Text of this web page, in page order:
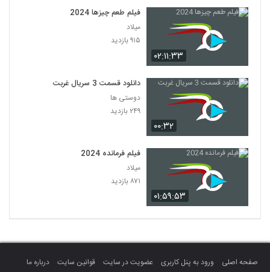
۰۲:۱۱:۳۳
فیلم طعم چیزها 2024
میلاد
۹۱۵ بازدید
۰۰:۳۲
دانلود قسمت 3 سریال غربت
دوستی ها
۲۴۹ بازدید
۰۱:۵۹:۵۳
فیلم فرمانده 2024
میلاد
۸۷۱ بازدید
صفحه اصلی ورود به پنل کاربری عضویت در سایت قوانین سایت
درباره ما